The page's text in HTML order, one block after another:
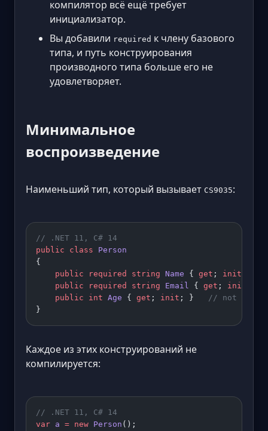
компилятор всё ещё требует
инициализатор.
Вы добавили required к члену базового
типа, и путь конструирования
производного типа больше его не
удовлетворяет.
Минимальное
воспроизведение
Наименьший тип, который вызывает CS9035:
// .NET 11, C# 14
public class Person
{
    public
required string Name { get ; init
    public
required string Email { get ; init
    public
int Age { get ; init ; }
// not
}
Каждое из этих конструирований не
компилируется:
// .NET 11, C# 14
var a = new Person ();